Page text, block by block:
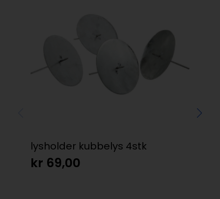
lysholder kubbelys 4stk
kr 69,00